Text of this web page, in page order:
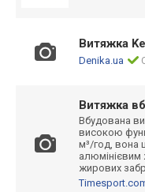
Витяжка
Denika.ua
Витяжка
Вбудована
високою
м³/год, вона
алюмінієвим
жирових